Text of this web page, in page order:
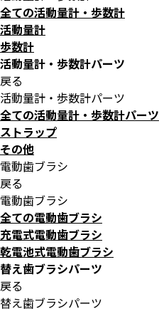
全ての活動量計・歩数計
活動量計
歩数計
活動量計・歩数計パーツ
戻る
活動量計・歩数計パーツ
全ての活動量計・歩数計パーツ
ストラップ
その他
電動歯ブラシ
戻る
電動歯ブラシ
全ての電動歯ブラシ
充電式電動歯ブラシ
乾電池式電動歯ブラシ
替え歯ブラシパーツ
戻る
替え歯ブラシパーツ